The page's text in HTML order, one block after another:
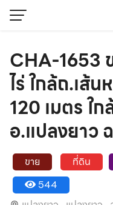
CHA-1653
ไร่ ใกล้ถ.เส้
120 เมตร ใ
อ.แปลงยาว ฉ
ขาย ที่ดิน
544